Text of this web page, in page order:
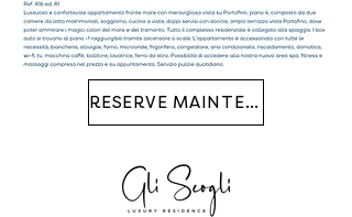
RESERVE MAINTENANT